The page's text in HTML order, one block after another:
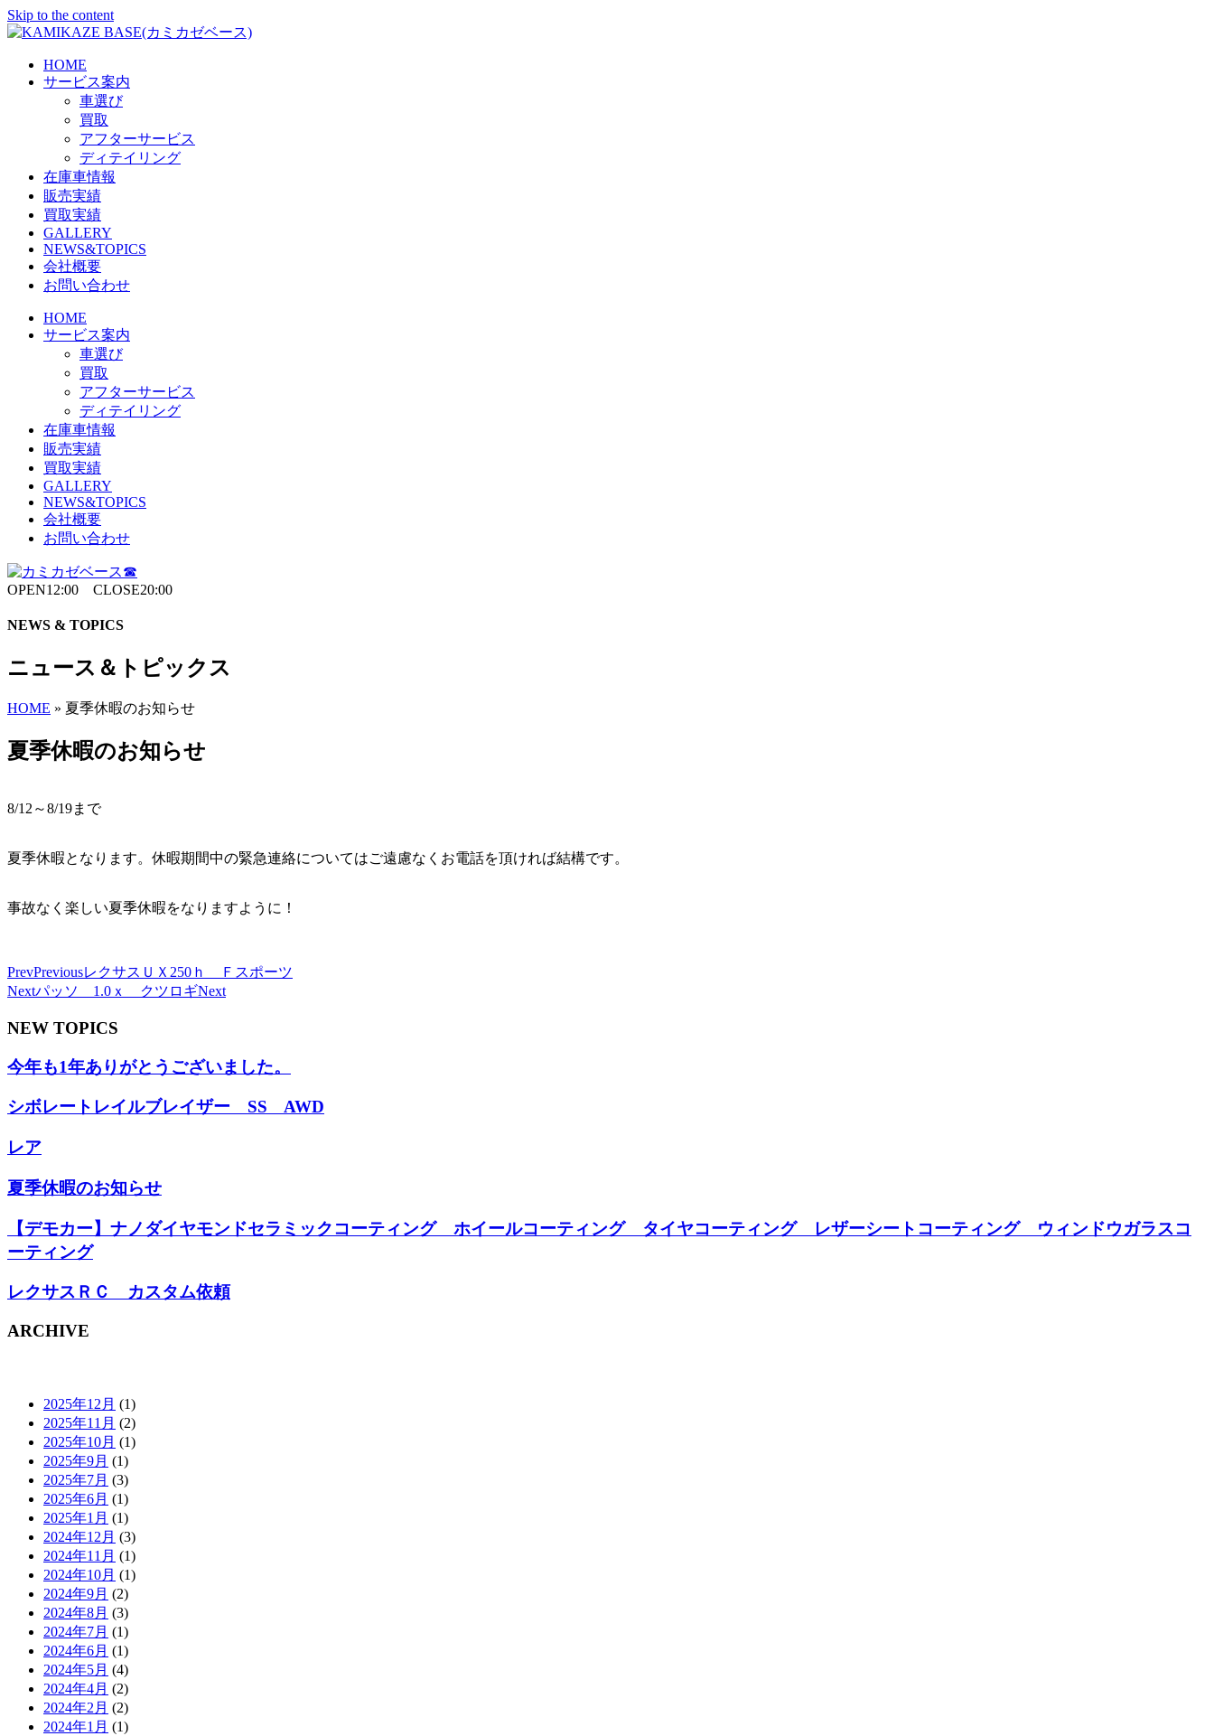
Skip to the content
HOME
サービス案内
車選び
買取
アフターサービス
ディテイリング
在庫車情報
販売実績
買取実績
GALLERY
NEWS&TOPICS
会社概要
お問い合わせ
HOME
サービス案内
車選び
買取
アフターサービス
ディテイリング
在庫車情報
販売実績
買取実績
GALLERY
NEWS&TOPICS
会社概要
お問い合わせ
OPEN12:00 CLOSE20:00
NEWS & TOPICS
ニュース＆トピックス
HOME » 夏季休暇のお知らせ
夏季休暇のお知らせ
8/12～8/19まで
夏季休暇となります。休暇期間中の緊急連絡についてはご遠慮なくお電話を頂ければ結構です。
事故なく楽しい夏季休暇をなりますように！
PrevPreviousレクサスＵＸ250ｈ Ｆスポーツ
Nextパッソ 1.0ｘ クツロギNext
NEW TOPICS
今年も1年ありがとうございました。
シボレートレイルブレイザー SS AWD
レア
夏季休暇のお知らせ
【デモカー】ナノダイヤモンドセラミックコーティング ホイールコーティング タイヤコーティング レザーシートコーティング ウィンドウガラスコ
ーティング
レクサスＲＣ カスタム依頼
ARCHIVE
2025年12月 (1)
2025年11月 (2)
2025年10月 (1)
2025年9月 (1)
2025年7月 (3)
2025年6月 (1)
2025年1月 (1)
2024年12月 (3)
2024年11月 (1)
2024年10月 (1)
2024年9月 (2)
2024年8月 (3)
2024年7月 (1)
2024年6月 (1)
2024年5月 (4)
2024年4月 (2)
2024年2月 (2)
2024年1月 (1)